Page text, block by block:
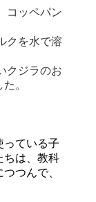
コッペパン
クを水で溶
クジラのお
。
っている子
ちは、教科
つんで、